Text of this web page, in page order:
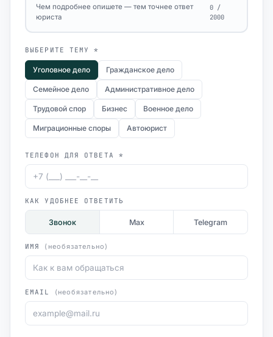
Чем подробнее опишете — тем точнее ответ
юриста
0 /
2000
ВЫБЕРИТЕ ТЕМУ *
Уголовное дело Гражданское дело
Семейное дело Административное дело
Трудовой спор Бизнес Военное дело
Миграционные споры Автоюрист
ТЕЛЕФОН ДЛЯ ОТВЕТА *
КАК УДОБНЕЕ ОТВЕТИТЬ
Звонок Max Telegram
ИМЯ (необязательно)
EMAIL (необязательно)